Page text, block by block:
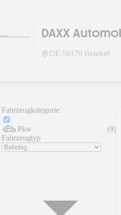
DAXX
DE-56170 Bendorf
Fahrzeugkategorie
Pkw (9)
Fahrzeugtyp